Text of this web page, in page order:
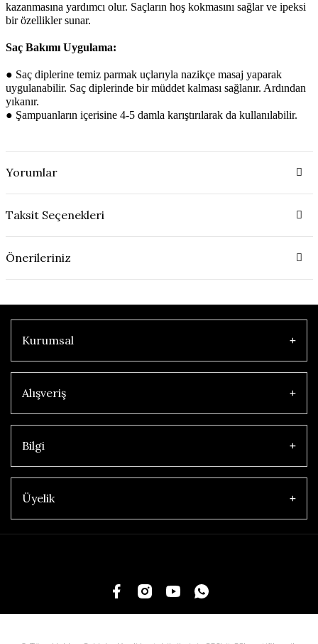
kazanmasına yardımcı olur. Saçların hoş kokmasını sağlar ve ipeksi
bir özellikler sunar.
Saç Bakımı Uygulama:
● Saç diplerine temiz parmak uçlarıyla nazikçe masaj yaparak
uygulanabilir. Saç diplerinde bir müddet kalması sağlanır. Ardından
yıkanır.
● Şampuanların içerisine 4-5 damla karıştırılarak da kullanılabilir.
Yorumlar
Taksit Seçenekleri
Önerileriniz
Kurumsal
Alışveriş
Bilgi
Üyelik